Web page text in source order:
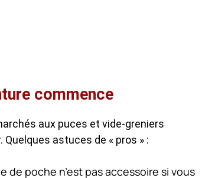
commence
aux puces et vide-greniers
astuces de « pros » :
de poche n’est pas accessoire si vous